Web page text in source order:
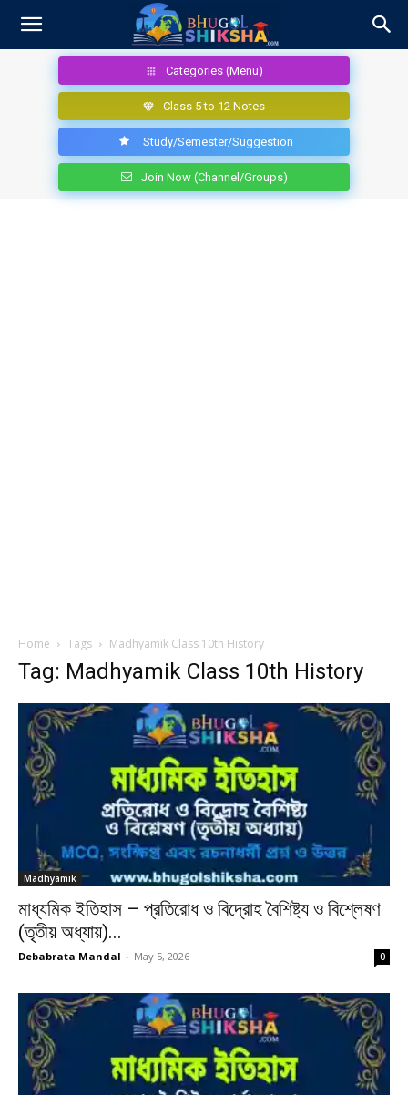
Categories (Menu)
Class 5 to 12 Notes
Study/Semester/Suggestion
Join Now (Channel/Groups)
Home Tags Madhyamik Class 10th History
Tag: Madhyamik Class 10th History
Madhyamik
মাধ্যমিক ইতিহাস – প্রতিরোধ ও বিদ্রোহ বৈশিষ্ট্য ও বিশ্লেষণ
(তৃতীয় অধ্যায়)...
Debabrata Mandal - May 5, 2026 0